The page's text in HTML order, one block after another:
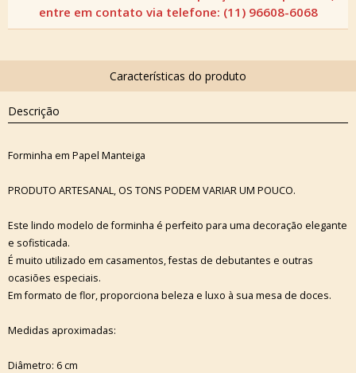
Descrição
Forminha em Papel Manteiga
PRODUTO ARTESANAL, OS TONS PODEM VARIAR UM POUCO.
Este lindo modelo de forminha é perfeito para uma decoração elegante
e sofisticada.
É muito utilizado em casamentos, festas de debutantes e outras
ocasiões especiais.
Em formato de flor, proporciona beleza e luxo à sua mesa de doces.
Medidas aproximadas:
Diâmetro: 6 cm